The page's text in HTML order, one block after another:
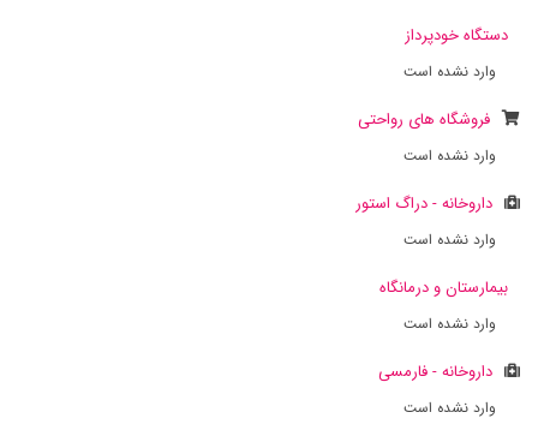
دستگاه خودپرداز
وارد نشده است
فروشگاه های رواحتی
وارد نشده است
داروخانه - دراگ استور
وارد نشده است
بیمارستان و درمانگاه
وارد نشده است
داروخانه - فارمسی
وارد نشده است